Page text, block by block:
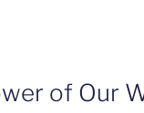
of Our